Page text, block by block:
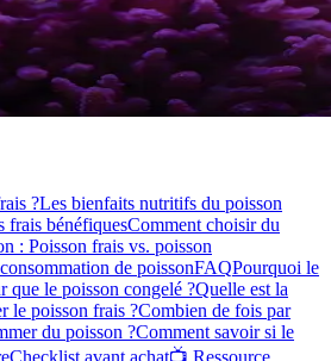
?Les bienfaits nutritifs du poisson
frais bénéfiquesComment choisir du
: Poisson frais vs. poisson
de poissonFAQPourquoi le
que le poisson congelé ?Quelle est la
le poisson frais ?Combien de fois par
du poisson ?Comment savoir si le